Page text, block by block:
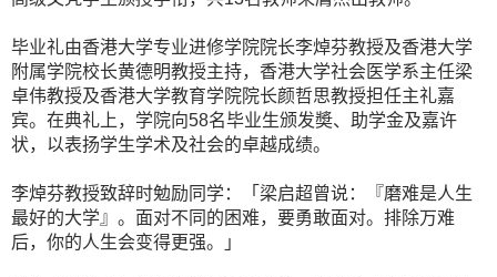
毕业礼由香港大学专业进修学院院长李焯芬教授及香港大学
附属学院校长黄德明教授主持，香港大学社会医学系主任梁
卓伟教授及香港大学教育学院院长颜哲思教授担任主礼嘉
宾。在典礼上，学院向58名毕业生颁发奬、助学金及嘉许
状，以表扬学生学术及社会的卓越成绩。
李焯芬教授致辞时勉励同学：「梁启超曾说：『磨难是人生
最好的大学』。面对不同的困难，要勇敢面对。排除万难
后，你的人生会变得更强。」